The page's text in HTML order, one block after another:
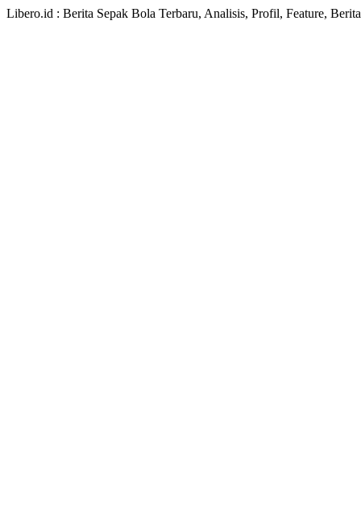
Libero.id : Berita Sepak Bola Terbaru, Analisis, Profil, Feature,